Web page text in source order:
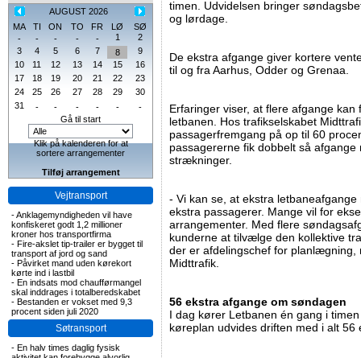
AUGUST 2026
MA
TI ON TO FR LØ
SØ
-
- - - - 1
2
3
4 5 6 7 8
9
10
11 12 13 14 15
16
17
18 19 20 21 22
23
24
25 26 27 28 29
30
31
- - - - -
-
Gå til start
Klik på kalenderen for at
sortere arrangementer
Tilføj arrangement
Vejtransport
-Anklagemyndigheden vil have
konfiskeret godt 1,2 millioner
kroner hos transportfirma
- Fire-akslet tip-trailer er bygget til
transport af jord og sand
- Påvirket mand uden kørekort
kørte ind i lastbil
- En indsats mod chaufførmangel
skal inddrages i totalberedskabet
- Bestanden er vokset med 9,3
procent siden juli 2020
Søtransport
- En halv times daglig fysisk
timen. Udvidelsen bringer
og lørdage.
De ekstra afgange giver kortere
til og fra Aarhus, Odder og Grenaa.
Erfaringer viser, at flere afgange
letbanen. Hos trafikselskabet
passagerfremgang på op til 60
passagererne fik dobbelt så
strækninger.
- Vi kan se, at ekstra
ekstra passagerer. Mange vil for
arrangementer. Med flere
kunderne at tilvælge den kollektive
der er afdelingschef for planlægning,
Midttrafik.
56 ekstra afgange om søndagen
I dag kører Letbanen én gang i
køreplan udvides driften med i alt 56